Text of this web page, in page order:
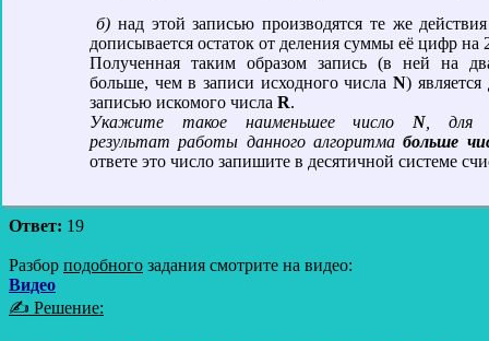
б) над этой записью производятся те же
дописывается остаток от деления суммы её цифр на
Полученная таким образом запись (в ней на
больше, чем в записи исходного числа N)
записью искомого числа R.
Укажите такое наименьшее число N , для
результат работы данного алгоритма больше
ответе это число запишите в десятичной системе
Ответ: 19
Разбор подобного задания смотрите на видео:
Видео
✍ Решение: